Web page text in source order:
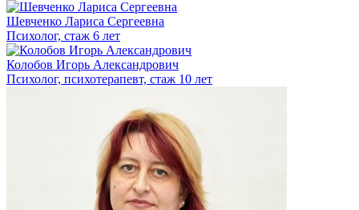
Шевченко Лариса Сергеевна
Психолог, стаж 6 лет
Колобов Игорь Александрович
Психолог, психотерапевт, стаж 10 лет